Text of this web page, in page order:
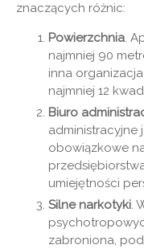
znaczących różnic:
Powierzchnia.
najmniej 90
inna
najmniej 12
Biuro
administracyjne
obowiązkowe
umiejętności
Silne narkotyki.
zabroniona,